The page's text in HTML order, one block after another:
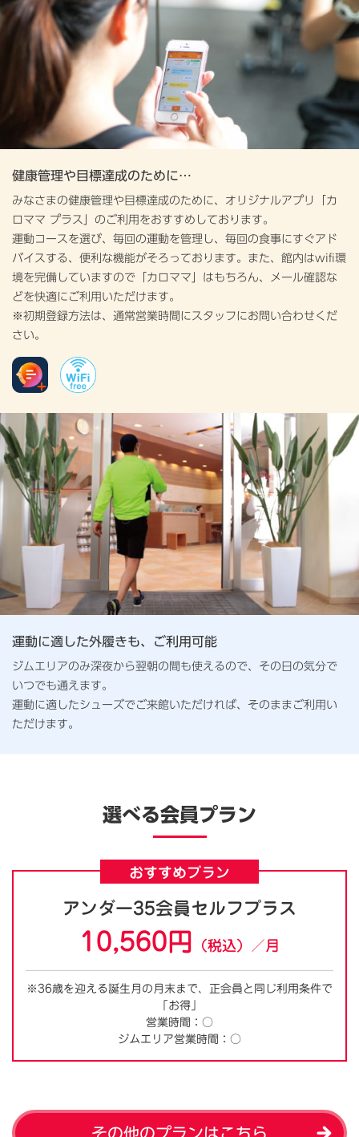
健康管理や目標達成のために…
みなさまの健康管理や目標達成のために、オリジナルアプリ「カ
ロママ プラス」のご利用をおすすめしております。
運動コースを選び、毎回の運動を管理し、毎回の食事にすぐアド
バイスする、便利な機能がそろっております。また、館内はwifi環
境を完備していますので「カロママ」はもちろん、メール確認な
どを快適にご利用いただけます。
※初期登録方法は、通常営業時間にスタッフにお問い合わせくだ
さい。
運動に適した外履きも、ご利用可能
ジムエリアのみ深夜から翌朝の間も使えるので、その日の気分で
いつでも通えます。
運動に適したシューズでご来館いただければ、そのままご利用い
ただけます。
選べる会員プラン
おすすめプラン
アンダー35会員セルフプラス
10,560円 （税込）／月
※36歳を迎える誕生月の月末まで、正会員と同じ利用条件で
「お得」
営業時間：○
ジムエリア営業時間：○
その他のプランはこちら